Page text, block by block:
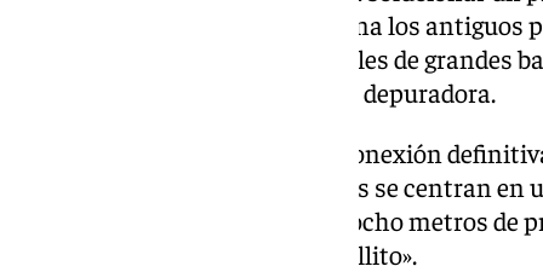
saneamiento. El proyecto elimina los antiguos
playa y desvía las aguas residuales de grandes
Huerta Fava o el centro hacia la depuradora.
Sin embargo, la fase actual de conexión
complejidad técnica. Las labores se centran
vasos subterráneos situados a ocho metros de
bombeo de la rotonda del «Castillito».